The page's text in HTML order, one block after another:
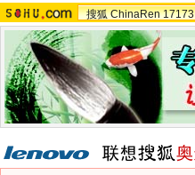
搜狐 ChinaRen 17173